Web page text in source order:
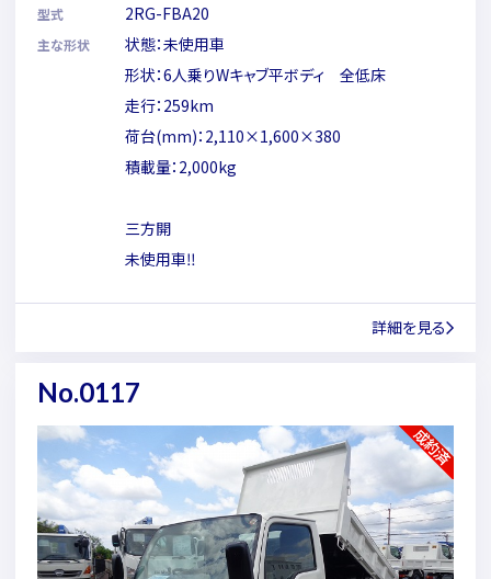
型式 2RG-FBA20
主な形状
状態：未使用車
形状：6人乗りWキャブ平ボディ 全低床
走行：259km
荷台(mm)：2,110×1,600×380
積載量：2,000kg
三方開
未使用車‼
詳細を見る
No.0117